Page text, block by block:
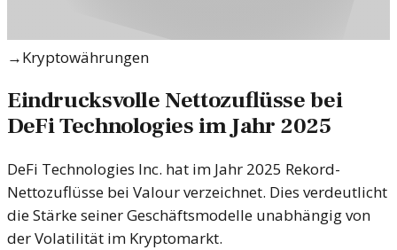
→Kryptowährungen
Eindrucksvolle Nettozuflüsse bei
DeFi Technologies im Jahr 2025
DeFi Technologies Inc. hat im Jahr 2025 Rekord-
Nettozuflüsse bei Valour verzeichnet. Dies verdeutlicht
die Stärke seiner Geschäftsmodelle unabhängig von
der Volatilität im Kryptomarkt.